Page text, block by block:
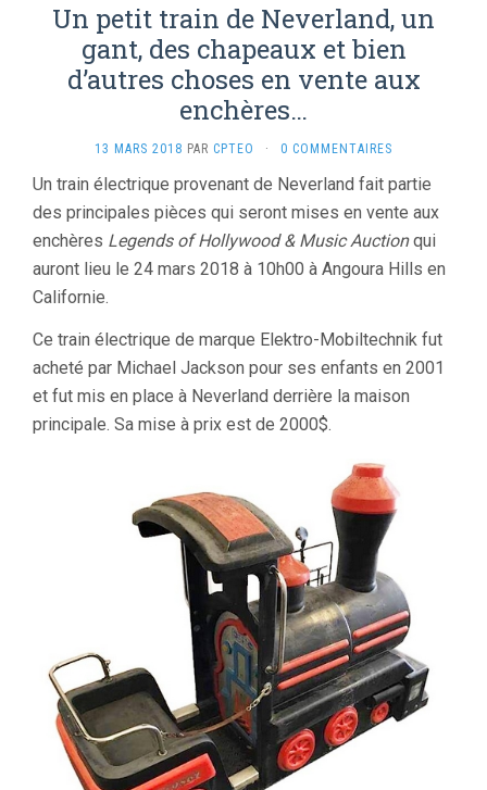
Un petit train de Neverland, un
gant, des chapeaux et bien
d’autres choses en vente aux
enchères…
13 MARS 2018 PAR CPTEO · 0 COMMENTAIRES
Un train électrique provenant de Neverland fait partie
des principales pièces qui seront mises en vente aux
enchères Legends of Hollywood & Music Auctionqui
auront lieu le 24 mars 2018 à 10h00 à Angoura Hills en
Californie.
Ce train électrique de marque Elektro-Mobiltechnik fut
acheté par Michael Jackson pour ses enfants en 2001
et fut mis en place à Neverland derrière la maison
principale. Sa mise à prix est de 2000$.